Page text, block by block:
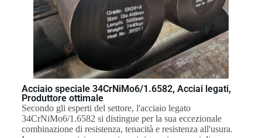
Acciaio speciale 34CrNiMo6/1.6582, Acciai legati,
Produttore ottimale
Secondo gli esperti del settore, l'acciaio legato
34CrNiMo6/1.6582 si distingue per la sua eccezionale
combinazione di resistenza, tenacità e resistenza all'usura.